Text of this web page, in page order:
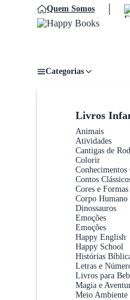
Quem Somos
Categorias
Livros
Animais
Atividades
Cantigas de
Colorir
Conhecimentos
Contos
Cores e Formas
Corpo Humano
Dinossauros
Emoções
Emoções
Happy English
Happy School
Histórias
Letras e
Livros para
Magia e
Meio Ambiente